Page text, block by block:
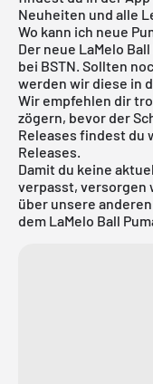
Neuheiten und alle
Wo kann ich neue
Der neue LaMelo
bei BSTN. Sollten
werden wir diese in
Wir empfehlen dir
zögern, bevor der
Releases findest du
Releases.
Damit du keine
verpasst, versorgen
über unsere
dem LaMelo Ball